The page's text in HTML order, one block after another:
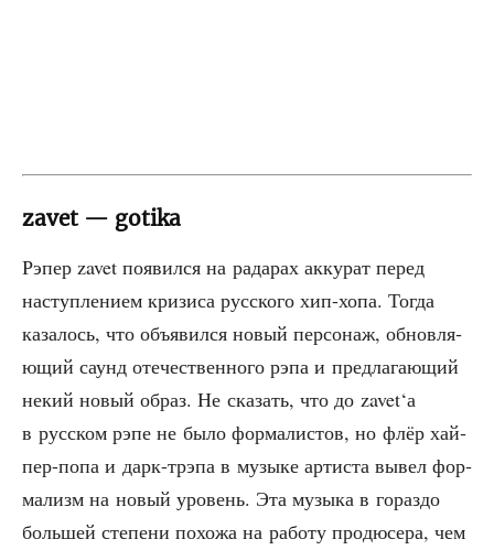
zavet — gotika
Рэпер zavet появил­ся на рада­рах акку­рат перед
наступ­ле­ни­ем кри­зи­са рус­ско­го хип-хопа. Тогда
каза­лось, что объ­явил­ся новый пер­со­наж, обнов­ля­
ю­щий саунд оте­че­ствен­но­го рэпа и пред­ла­га­ю­щий
некий новый образ. Не ска­зать, что до zavet‘а
в рус­ском рэпе не было фор­ма­ли­стов, но флёр хай­
пер-попа и дарк-трэпа в музы­ке арти­ста вывел фор­
ма­лизм на новый уро­вень. Эта музы­ка в гораз­до
боль­шей сте­пе­ни похо­жа на рабо­ту про­дю­се­ра, чем